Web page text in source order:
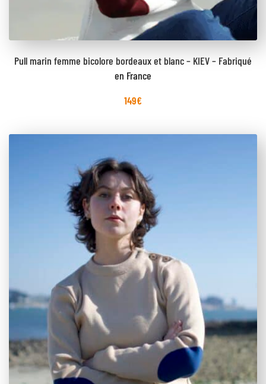
Pull marin femme bicolore bordeaux et blanc – KIEV – Fabriqué
en France
149€